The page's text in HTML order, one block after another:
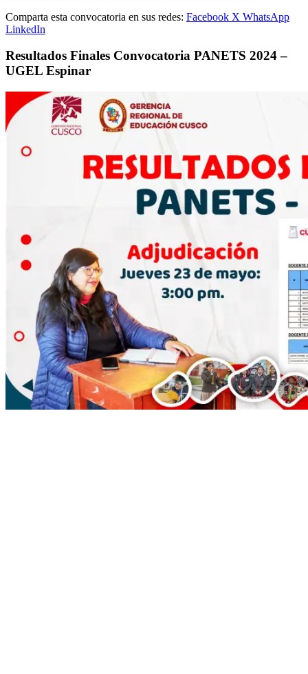
Comparta esta convocatoria en sus redes: Facebook X WhatsApp
LinkedIn
Resultados Finales Convocatoria PANETS 2024 –
UGEL Espinar